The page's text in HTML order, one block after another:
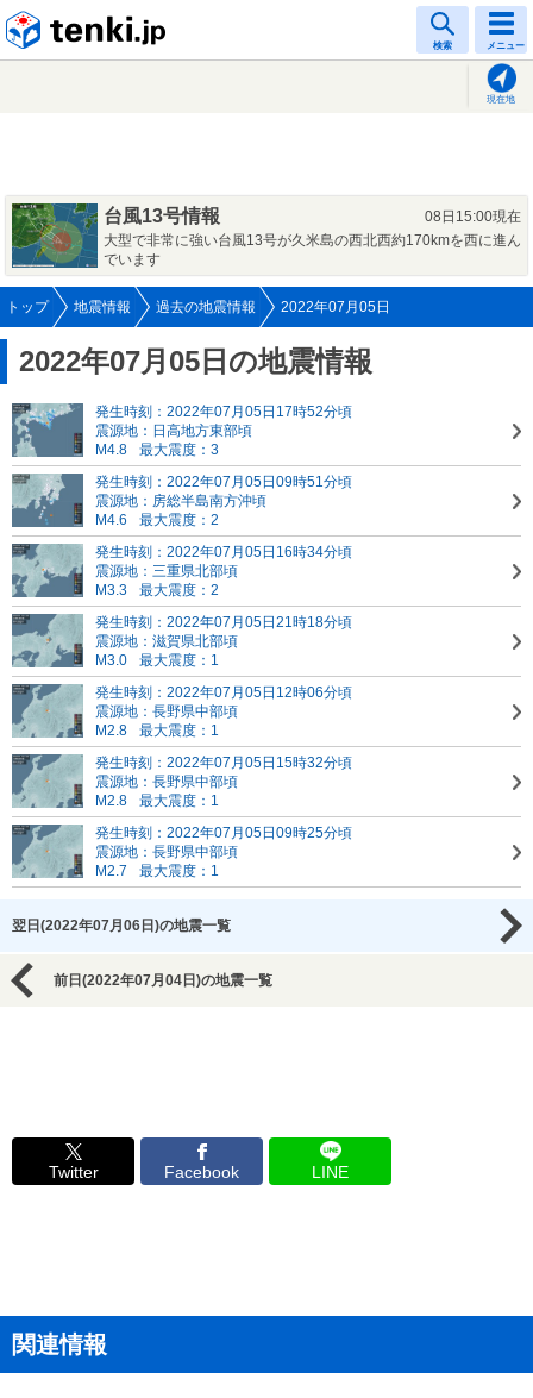
検索 メニュー
現在地
台風13号情報
08日15:00現在
大型で非常に強い台風13号が久米島の西北西約170kmを西に進ん
でいます
トップ 地震情報 過去の地震情報 2022年07月05日
2022年07月05日の地震情報
発生時刻：2022年07月05日17時52分頃
震源地：日高地方東部頃
M4.8
最大震度：3
発生時刻：2022年07月05日09時51分頃
震源地：房総半島南方沖頃
M4.6
最大震度：2
発生時刻：2022年07月05日16時34分頃
震源地：三重県北部頃
M3.3
最大震度：2
発生時刻：2022年07月05日21時18分頃
震源地：滋賀県北部頃
M3.0
最大震度：1
発生時刻：2022年07月05日12時06分頃
震源地：長野県中部頃
M2.8
最大震度：1
発生時刻：2022年07月05日15時32分頃
震源地：長野県中部頃
M2.8
最大震度：1
発生時刻：2022年07月05日09時25分頃
震源地：長野県中部頃
M2.7
最大震度：1
翌日(2022年07月06日)の地震一覧
前日(2022年07月04日)の地震一覧
Twitter Facebook LINE
関連情報